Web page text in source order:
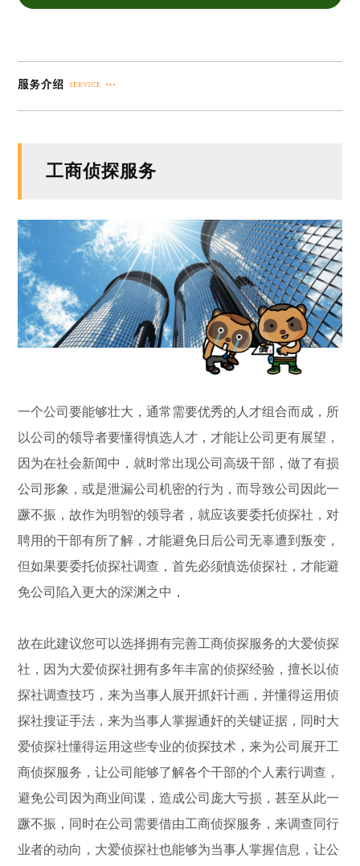
工商侦探服务
一个公司要能够壮大，通常需要优秀的人才组合而成，所
以公司的领导者要懂得慎选人才，才能让公司更有展望，
因为在社会新闻中，就时常出现公司高级干部，做了有损
公司形象，或是泄漏公司机密的行为，而导致公司因此一
蹶不振，故作为明智的领导者，就应该要委托侦探社，对
聘用的干部有所了解，才能避免日后公司无辜遭到叛变，
但如果要委托侦探社调查，首先必须慎选侦探社，才能避
免公司陷入更大的深渊之中，
故在此建议您可以选择拥有完善工商侦探服务的大爱侦探
社，因为大爱侦探社拥有多年丰富的侦探经验，擅长以侦
探社调查技巧，来为当事人展开抓奸计画，并懂得运用侦
探社搜证手法，来为当事人掌握通奸的关键证据，同时大
爱侦探社懂得运用这些专业的侦探技术，来为公司展开工
商侦探服务，让公司能够了解各个干部的个人素行调查，
避免公司因为商业间谍，造成公司庞大亏损，甚至从此一
蹶不振，同时在公司需要借由工商侦探服务，来调查同行
业者的动向，大爱侦探社也能够为当事人掌握信息，让公